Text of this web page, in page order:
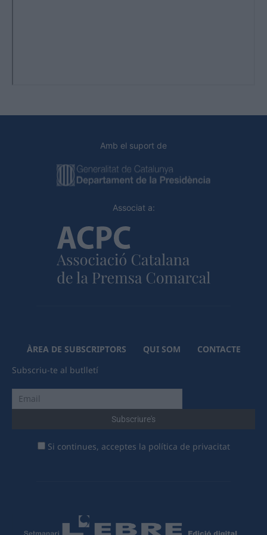
Amb el suport de
Associat a:
ÀREA DE SUBSCRIPTORS QUI SOM
CONTACTE
Subscriu-te al butlletí
Si continues, acceptes la política de privacitat